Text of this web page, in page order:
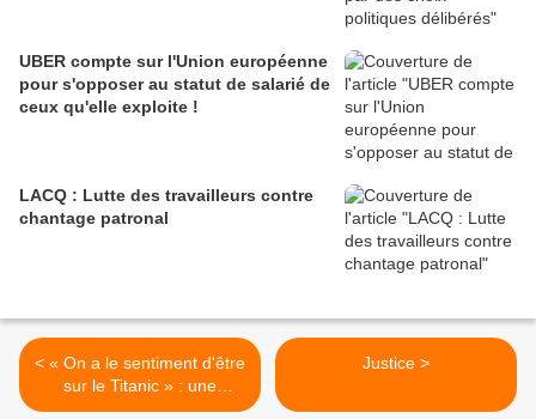
UBER compte sur l'Union européenne
pour s'opposer au statut de salarié de
ceux qu'elle exploite !
LACQ : Lutte des travailleurs contre
chantage patronal
< « On a le sentiment d'être
sur le Titanic » : une
DÉPUTÉE QUITTE LA
Justice >